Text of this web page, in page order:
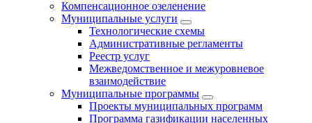
Компенсационное озеленение
Муниципальные услуги
Технологические схемы
Административные регламенты
Реестр услуг
Межведомственное и межуровневое
взаимодействие
Муниципальные программы
Проекты муниципальных программ
Программа газификации населенных